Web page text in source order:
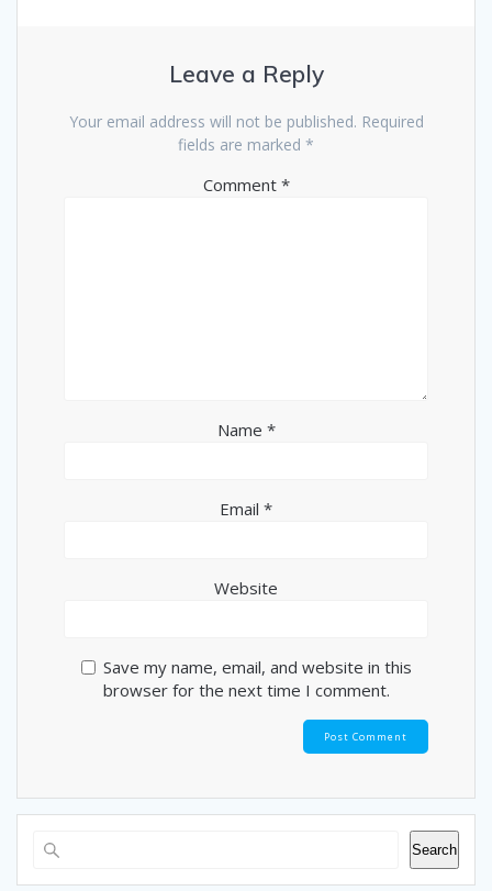
Leave a Reply
Your email address will not be published. Required
fields are marked *
Comment *
Name *
Email *
Website
Save my name, email, and website in this
browser for the next time I comment.
Search